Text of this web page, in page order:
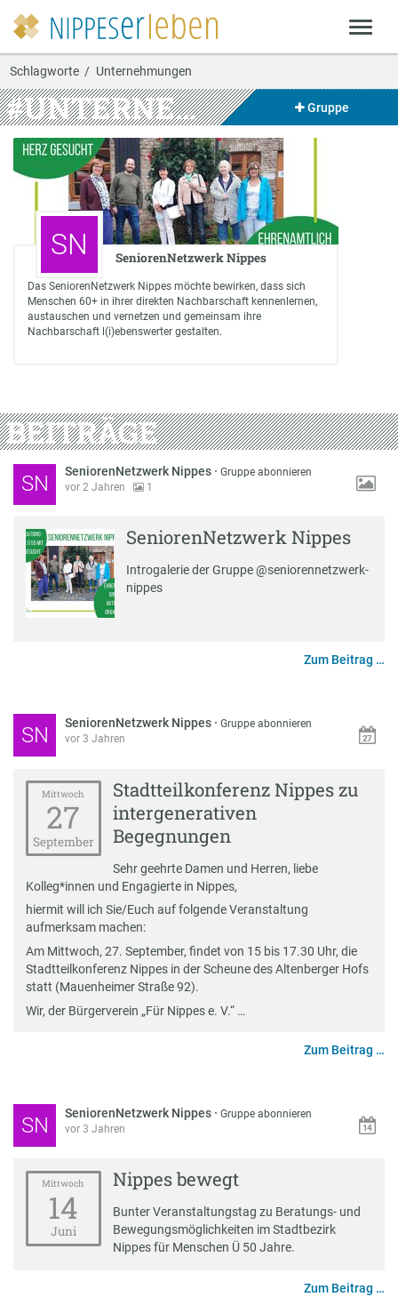
Schlagworte Unternehmungen
#UNTERNEHMUNGEN Gruppe
SN SeniorenNetzwerk Nippes
Das SeniorenNetzwerk Nippes möchte bewirken, dass sich
Menschen 60+ in ihrer direkten Nachbarschaft kennenlernen,
austauschen und vernetzen und gemeinsam ihre
Nachbarschaft l(i)ebenswerter gestalten.
BEITRÄGE
SN SeniorenNetzwerk Nippes ·Gruppe abonnieren
vor 2 Jahren
1
SeniorenNetzwerk Nippes
Introgalerie der Gruppe @seniorennetzwerk-
nippes
Zum Beitrag …
SN SeniorenNetzwerk Nippes ·Gruppe abonnieren
vor 3 Jahren
Mittwoch
27
September
Stadtteilkonferenz Nippes zu
intergenerativen
Begegnungen
Sehr geehrte Damen und Herren, liebe
Kolleg*innen und Engagierte in Nippes,
hiermit will ich Sie/Euch auf folgende Veranstaltung
aufmerksam machen:
Am Mittwoch, 27. September, findet von 15 bis 17.30 Uhr, die
Stadtteilkonferenz Nippes in der Scheune des Altenberger Hofs
statt (Mauenheimer Straße 92).
Wir, der Bürgerverein „Für Nippes e. V.“ …
Zum Beitrag …
SN SeniorenNetzwerk Nippes ·Gruppe abonnieren
vor 3 Jahren
Mittwoch
14
Juni
Nippes bewegt
Bunter Veranstaltungstag zu Beratungs- und
Bewegungsmöglichkeiten im Stadtbezirk
Nippes für Menschen Ü 50 Jahre.
Zum Beitrag …